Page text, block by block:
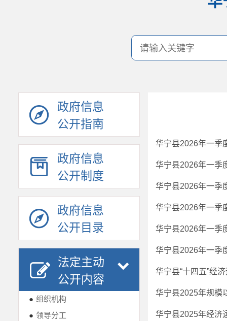
政府信息
公开指南
政府信息
公开制度
政府信息
公开目录
法定主动
公开内容
● 组织机构
● 领导分工
华宁县2026年一季
华宁县2026年一季
华宁县2026年一季
华宁县2026年一季
华宁县2026年一季
华宁县“十四五”经
华宁县2025年规模
华宁县2025年经济